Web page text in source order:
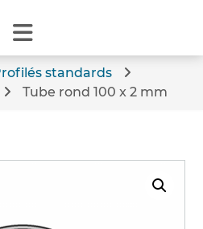
standards
Tube rond 100 x 2 mm